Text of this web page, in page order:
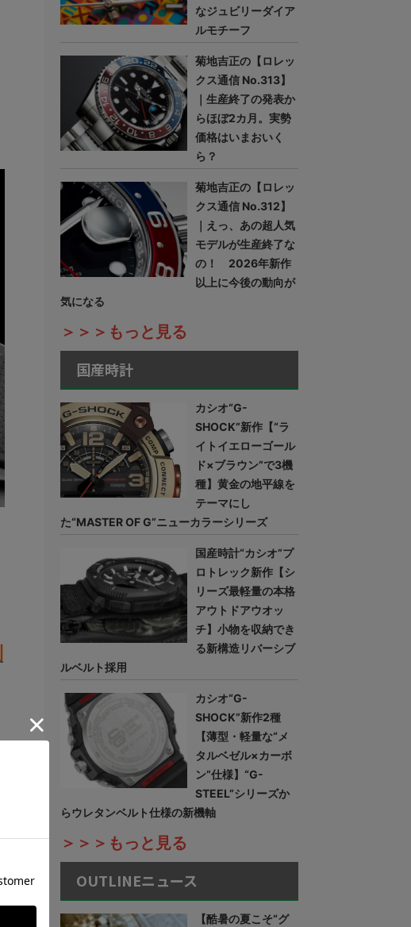
なジュビリーダイア
ルモチーフ
菊地吉正の【ロレッ
クス通信 No.313】
｜生産終了の発表か
らほぼ2カ月。実勢
価格はいまおいく
ら？
菊地吉正の【ロレッ
クス通信 No.312】
｜えっ、あの超人気
モデルが生産終了な
の！ 2026年新作
以上に今後の動向が
気になる
＞＞＞もっと見る
国産時計
カシオ“G-
SHOCK”新作【“ラ
イトイエローゴール
ド×ブラウン”で3機
種】黄金の地平線を
テーマにし
た“MASTER OF G”ニューカラーシリーズ
国産時計“カシオ”プ
ロトレック新作【シ
リーズ最軽量の本格
アウトドアウオッ
チ】小物を収納でき
る新構造リバーシブ
ルベルト採用
カシオ“G-
SHOCK”新作2種
【薄型・軽量な“メ
タルベゼル×カーボ
ン”仕様】“G-
STEEL”シリーズか
らウレタンベルト仕様の新機軸
＞＞＞もっと見る
OUTLINEニュース
【酷暑の夏こそ“グ